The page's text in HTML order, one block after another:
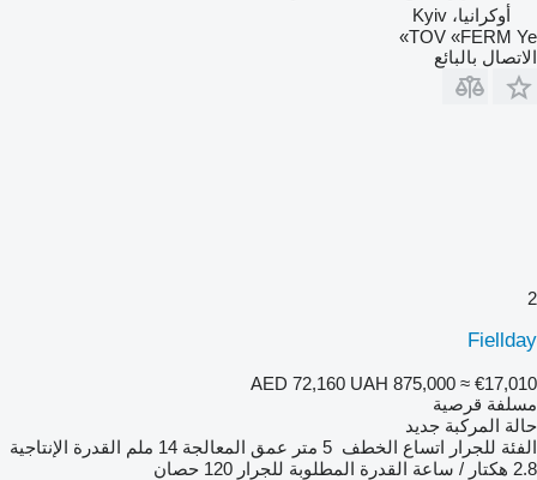
أوكرانيا، Kyiv
TOV «FERM Ye»
الاتصال بالبائع
2
Fiellday
AED 72,160 UAH 875,000 ≈ €17,010
مسلفة قرصية
حالة المركبة جديد
الفئة للجرار اتساع الخطف 5 متر عمق المعالجة 14 ملم
القدرة الإنتاجية
2.8 هكتار / ساعة
القدرة المطلوبة للجرار 120 حصان